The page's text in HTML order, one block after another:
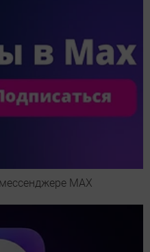
МАХ